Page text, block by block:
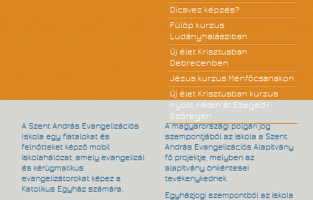
Dicsvez képzés?
Fülöp kurzus
Ludányhalásziban
Új élet Krisztusban
Debrecenben
Jézus kurzus Ménfőcsanakon
Új élet Krisztusban kurzus
nyolc héten át Szeged-
Szőregen
A Szent András Evangelizációs
Iskola egy fiatalokat és
felnőtteket képző mobil
iskolahálózat, amely evangelizál
és kérügmatikus
evangelizátorokat képez a
Katolikus Egyház számára.
A magyarországi polgári jog
szempontjából az iskola a Szent
András Evangelizációs Alapítvány
fő projektje, melyben az
alapítvány önkéntesei
tevékenykednek.
Egyházjogi szempontból az iskola